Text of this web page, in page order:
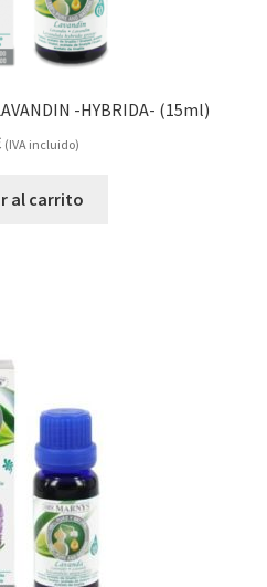
-HYBRIDA- (15ml)
(IVA incluido)
al carrito